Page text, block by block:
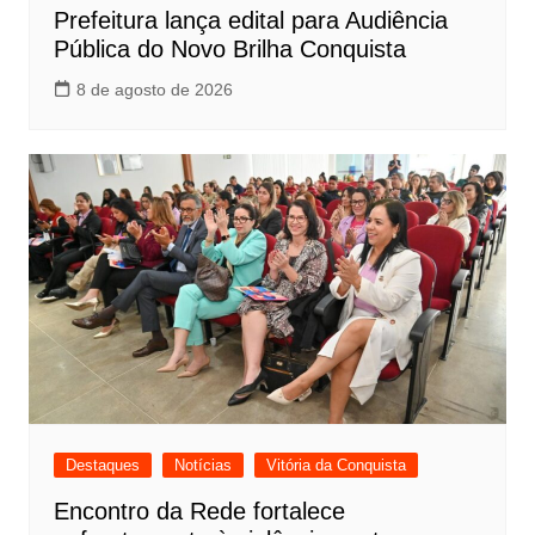
Prefeitura lança edital para Audiência
Pública do Novo Brilha Conquista
8 de agosto de 2026
Destaques Notícias Vitória da Conquista
Encontro da Rede fortalece